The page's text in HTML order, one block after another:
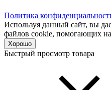
Политика
Используя данный сайт, вы
файлов cookie, помогающих
Хорошо
Быстрый просмотр товара